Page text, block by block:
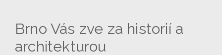
Brno Vás zve za historií a
architekturou